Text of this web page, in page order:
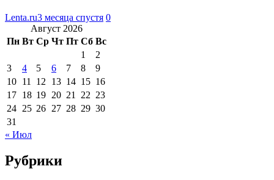
Lenta.ru3 месяца спустя 0
Август 2026
Пн Вт Ср Чт Пт Сб Вс
1
2
3
4 5 6 7 8
9
10 11 12 13 14 15 16
17 18 19 20 21 22 23
24 25 26 27 28 29 30
31
« Июл
Рубрики